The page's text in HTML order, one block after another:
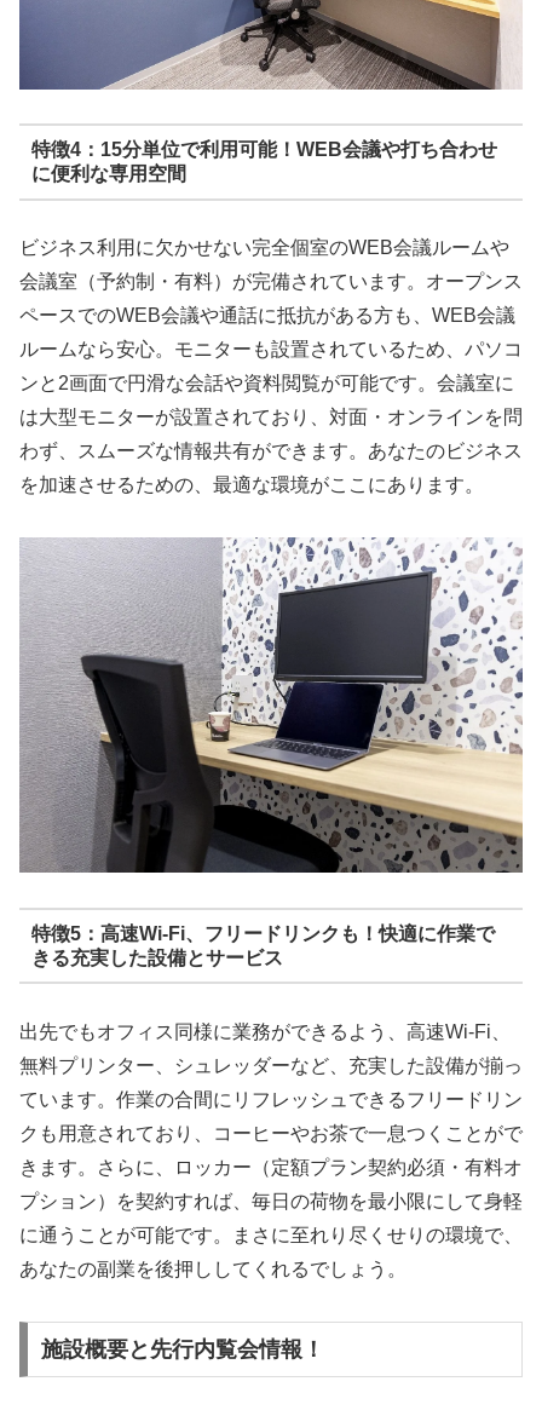
特徴4：15分単位で利用可能！WEB会議や打ち合わせ
に便利な専用空間
ビジネス利用に欠かせない完全個室のWEB会議ルームや
会議室（予約制・有料）が完備されています。オープンス
ペースでのWEB会議や通話に抵抗がある方も、WEB会議
ルームなら安心。モニターも設置されているため、パソコ
ンと2画面で円滑な会話や資料閲覧が可能です。会議室に
は大型モニターが設置されており、対面・オンラインを問
わず、スムーズな情報共有ができます。あなたのビジネス
を加速させるための、最適な環境がここにあります。
特徴5：高速Wi-Fi、フリードリンクも！快適に作業で
きる充実した設備とサービス
出先でもオフィス同様に業務ができるよう、高速Wi-Fi、
無料プリンター、シュレッダーなど、充実した設備が揃っ
ています。作業の合間にリフレッシュできるフリードリン
クも用意されており、コーヒーやお茶で一息つくことがで
きます。さらに、ロッカー（定額プラン契約必須・有料オ
プション）を契約すれば、毎日の荷物を最小限にして身軽
に通うことが可能です。まさに至れり尽くせりの環境で、
あなたの副業を後押ししてくれるでしょう。
施設概要と先行内覧会情報！